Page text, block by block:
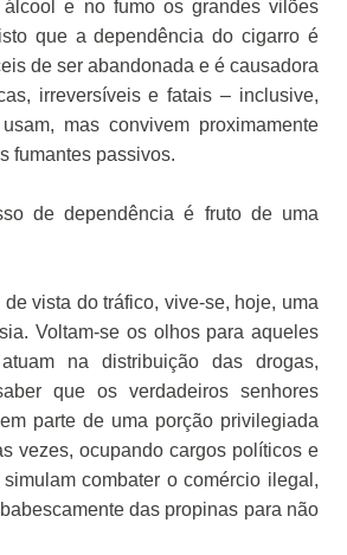
álcool e no fumo os grandes vilões
que a dependência do cigarro é
de ser abandonada e é causadora
irreversíveis e fatais – inclusive,
mas convivem proximamente
fumantes passivos.
de dependência é fruto de uma
vista do tráfico, vive-se, hoje, uma
Voltam-se os olhos para aqueles
na distribuição das drogas,
que os verdadeiros senhores
parte de uma porção privilegiada
vezes, ocupando cargos políticos e
combater o comércio ilegal,
das propinas para não